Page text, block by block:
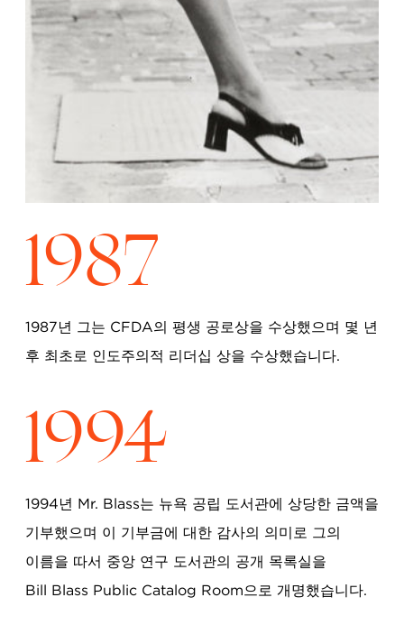
1987
1987년 그는 CFDA의 평생 공로상을 수상했으며 몇 년
후 최초로 인도주의적 리더십 상을 수상했습니다.
1994
1994년 Mr. Blass는 뉴욕 공립 도서관에 상당한 금액을
기부했으며 이 기부금에 대한 감사의 의미로 그의
이름을 따서 중앙 연구 도서관의 공개 목록실을
Bill Blass Public Catalog Room으로 개명했습니다.